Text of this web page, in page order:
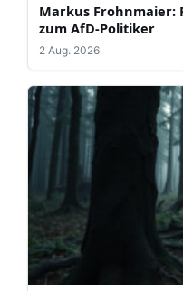
Markus Frohnmaier:
zum AfD-Politiker
2 Aug. 2026